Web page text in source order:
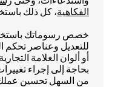
الفكاهية، كل ذلك
خصص رسوماتك
للتعديل وعناصر تحكم
بحاجة إلى إجراء
من السهل تحسين